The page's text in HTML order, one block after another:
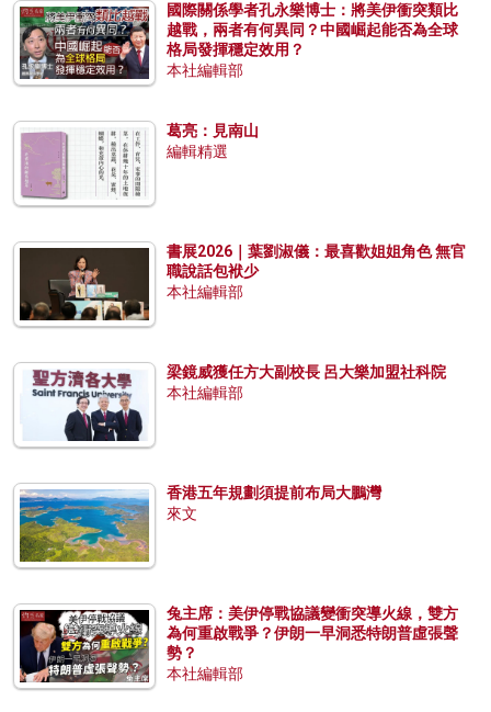
國際關係學者孔永樂博士：將美伊衝突類比
越戰，兩者有何異同？中國崛起能否為全球
格局發揮穩定效用？
本社編輯部
葛亮：見南山
編輯精選
書展2026｜葉劉淑儀：最喜歡姐姐角色 無官
職說話包袱少
本社編輯部
梁鏡威獲任方大副校長 呂大樂加盟社科院
本社編輯部
香港五年規劃須提前布局大鵬灣
來文
兔主席：美伊停戰協議變衝突導火線，雙方
為何重啟戰爭？伊朗一早洞悉特朗普虛張聲
勢？
本社編輯部